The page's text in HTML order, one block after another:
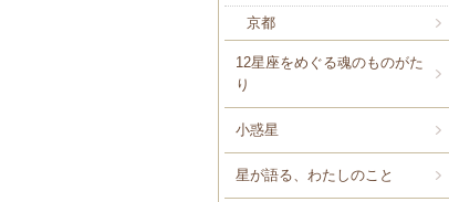
京都
12星座をめぐる魂のものがた
り
小惑星
星が語る、わたしのこと